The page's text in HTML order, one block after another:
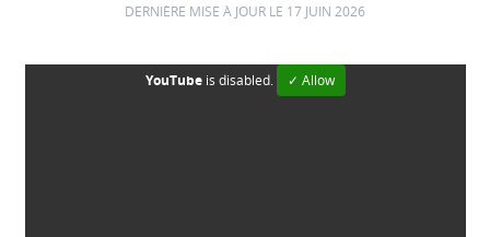
DERNIÈRE MISE À JOUR LE 17 JUIN 2026
YouTubeis disabled. ✓ Allow